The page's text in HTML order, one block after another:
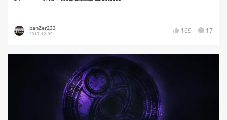
panZer233
2017-12-09 169 17